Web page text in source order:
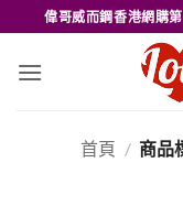
to
content
偉哥威而鋼香港網購
首頁 / 商品